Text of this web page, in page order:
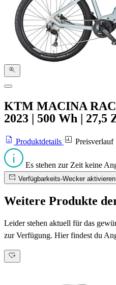
KTM MACINA
2023 | 500 Wh | 27,5
Produktdetails Preisverlauf
Es stehen zur Zeit keine
Verfügbarkeits-Wecker aktivieren
Weitere Produkte
Leider stehen aktuell für das
zur Verfügung. Hier findest du